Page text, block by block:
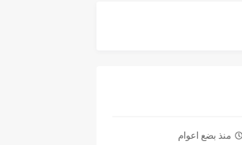
منذ بضع اعوام